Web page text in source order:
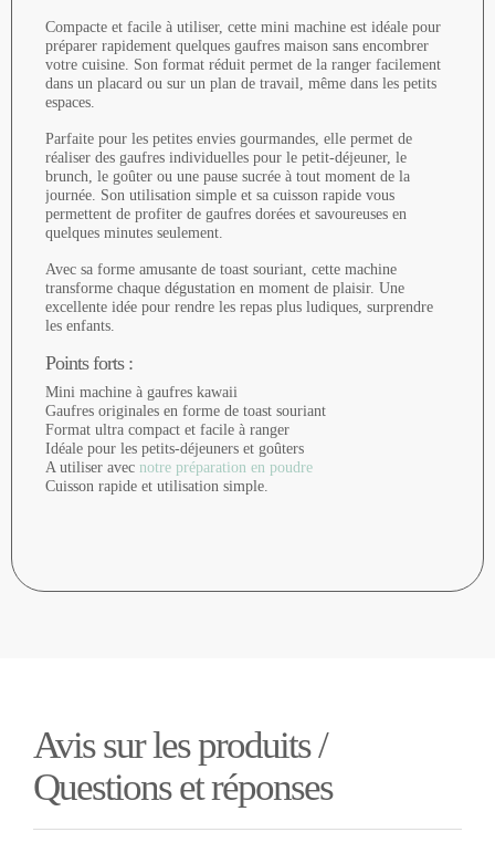
Compacte et facile à utiliser, cette mini machine est idéale pour
préparer rapidement quelques gaufres maison sans encombrer
votre cuisine. Son format réduit permet de la ranger facilement
dans un placard ou sur un plan de travail, même dans les petits
espaces.
Parfaite pour les petites envies gourmandes, elle permet de
réaliser des gaufres individuelles pour le petit-déjeuner, le
brunch, le goûter ou une pause sucrée à tout moment de la
journée. Son utilisation simple et sa cuisson rapide vous
permettent de profiter de gaufres dorées et savoureuses en
quelques minutes seulement.
Avec sa forme amusante de toast souriant, cette machine
transforme chaque dégustation en moment de plaisir. Une
excellente idée pour rendre les repas plus ludiques, surprendre
les enfants.
Points forts :
Mini machine à gaufres kawaii
Gaufres originales en forme de toast souriant
Format ultra compact et facile à ranger
Idéale pour les petits-déjeuners et goûters
A utiliser avec notre préparation en poudre
Cuisson rapide et utilisation simple.
Avis sur les produits /
Questions et réponses